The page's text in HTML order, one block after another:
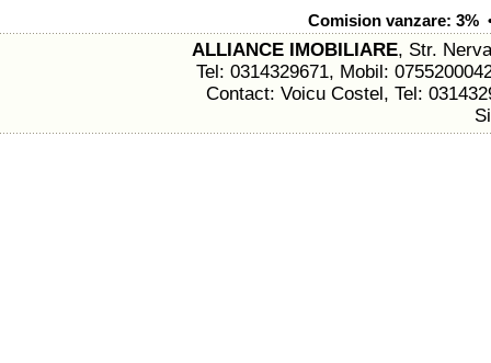
Comision vanzare: 3%
ALLIANCE IMOBILIARE, Str.
Tel: 0314329671, Mobil:
Contact: Voicu Costel, Tel: